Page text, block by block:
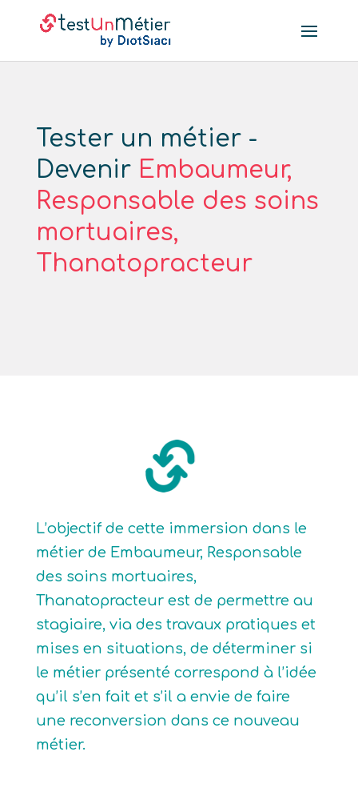
Tester un métier -
Devenir Embaumeur,
Responsable des soins
mortuaires,
Thanatopracteur
L’objectif de cette immersion dans le
métier de Embaumeur, Responsable
des soins mortuaires,
Thanatopracteur est de permettre au
stagiaire, via des travaux pratiques et
mises en situations, de déterminer si
le métier présenté correspond à l’idée
qu’il s’en fait et s’il a envie de faire
une reconversion dans ce nouveau
métier.